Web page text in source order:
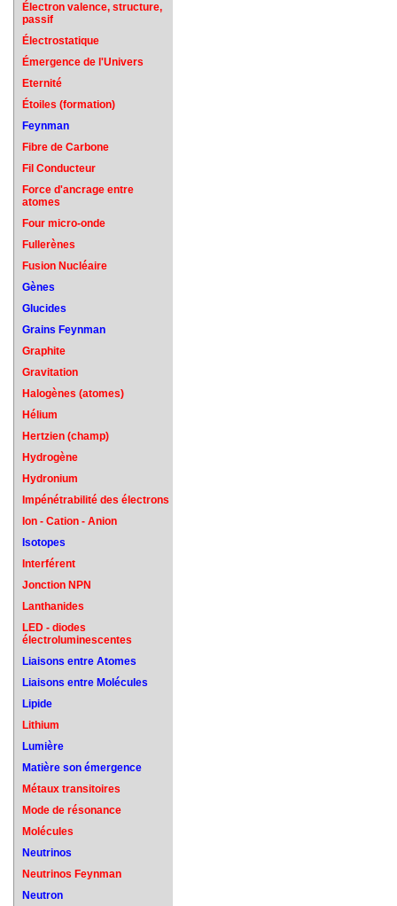
Électron valence, structure,
passif
Électrostatique
Émergence de l'Univers
Eternité
Étoiles (formation)
Feynman
Fibre de Carbone
Fil Conducteur
Force d'ancrage entre
atomes
Four micro-onde
Fullerènes
Fusion Nucléaire
Gènes
Glucides
Grains Feynman
Graphite
Gravitation
Halogènes (atomes)
Hélium
Hertzien (champ)
Hydrogène
Hydronium
Impénétrabilité des électrons
Ion - Cation - Anion
Isotopes
Interférent
Jonction NPN
Lanthanides
LED - diodes
électroluminescentes
Liaisons entre Atomes
Liaisons entre Molécules
Lipide
Lithium
Lumière
Matière son émergence
Métaux transitoires
Mode de résonance
Molécules
Neutrinos
Neutrinos Feynman
Neutron